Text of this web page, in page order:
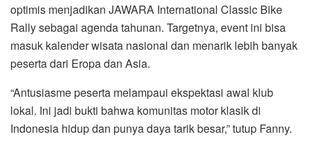
optimis menjadikan JAWARA International Classic Bike
Rally sebagai agenda tahunan. Targetnya, event ini bisa
masuk kalender wisata nasional dan menarik lebih banyak
peserta dari Eropa dan Asia.
“Antusiasme peserta melampaui ekspektasi awal klub
lokal. Ini jadi bukti bahwa komunitas motor klasik di
Indonesia hidup dan punya daya tarik besar,” tutup Fanny.